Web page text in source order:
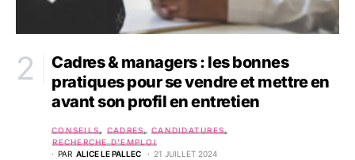
Cadres & managers : les bonnes
pratiques pour se vendre et mettre en
avant son profil en entretien
CONSEILS CADRES
CANDIDATURES
RECHERCHE D’EMPLOI
PAR ALICE LE PALLEC 21 JUILLET 2024